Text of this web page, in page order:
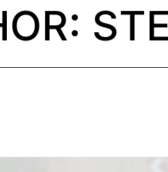
Green
Circular
Digi-Green